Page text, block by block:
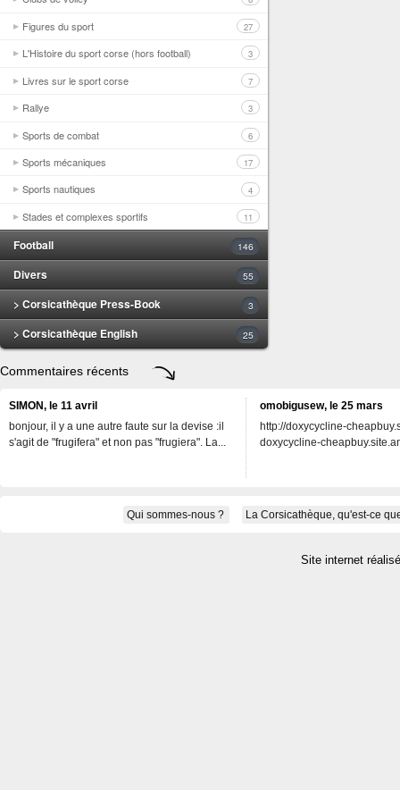
Figures du sport 27
L'Histoire du sport corse (hors football) 3
Livres sur le sport corse 7
Rallye 3
Sports de combat 6
Sports mécaniques 17
Sports nautiques 4
Stades et complexes sportifs 11
Football 146
Divers 55
> Corsicathèque Press-Book 3
> Corsicathèque English 25
Commentaires récents
SIMON, le 11 avril
bonjour, il y a une autre faute sur la devise :il
s'agit de "frugifera" et non pas "frugiera". La...
omobigusew, le 25 mars
http://doxycycline-
doxycycline-
Qui sommes-nous ? La Corsicathèque, qu'est-ce
Site internet